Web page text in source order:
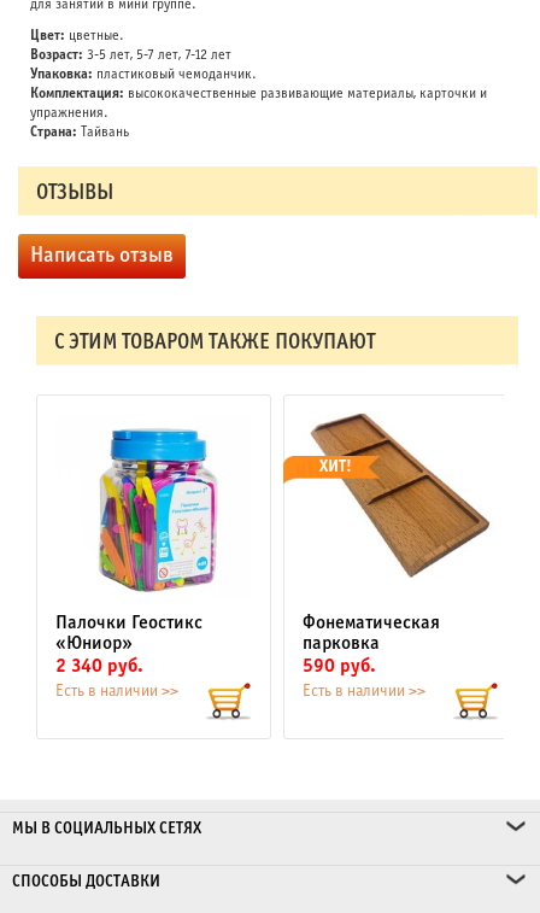
для занятий в мини группе.
Цвет: цветные.
Возраст: 3-5 лет, 5-7 лет, 7-12 лет
Упаковка: пластиковый чемоданчик.
Комплектация: высококачественные развивающие материалы, карточки и
упражнения.
Страна: Тайвань
ОТЗЫВЫ
Написать отзыв
С ЭТИМ ТОВАРОМ ТАКЖЕ ПОКУПАЮТ
Палочки Геостикс
«Юниор»
2 340 руб.
Есть в наличии >>
ХИТ!
Фонематическая
парковка
590 руб.
Есть в наличии >>
МЫ В СОЦИАЛЬНЫХ СЕТЯХ
СПОСОБЫ ДОСТАВКИ